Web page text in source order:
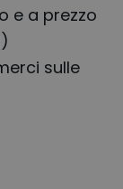
e a prezzo
sulle